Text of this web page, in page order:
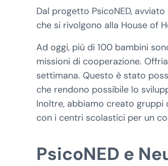
Dal progetto PsicoNED,
che si rivolgono alla House of
Ad oggi, più di 100 bambini
missioni di cooperazione.
settimana. Questo è stato
che rendono possibile lo
Inoltre, abbiamo creato
con i centri scolastici per un
PsicoNED e